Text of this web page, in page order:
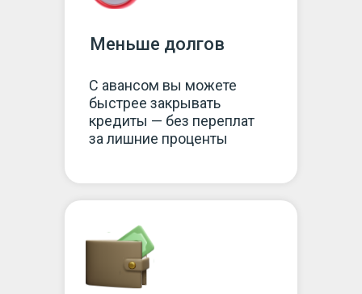
Меньше долгов
С авансом вы можете
быстрее закрывать
кредиты — без переплат
за лишние проценты